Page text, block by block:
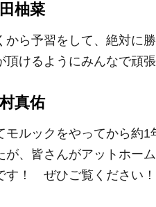
柚菜
から予習をして、絶対に
頂けるようにみんなで頑
真佑
モルックをやってから約
が、皆さんがアットホー
す！ ぜひご覧ください！